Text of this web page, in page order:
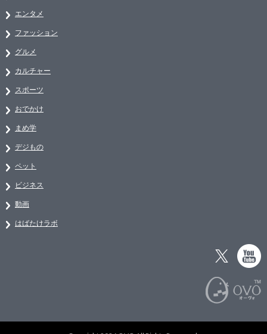
エンタメ
ファッション
グルメ
カルチャー
スポーツ
おでかけ
まめ学
デジもの
ペット
ビジネス
動画
はばたけラボ